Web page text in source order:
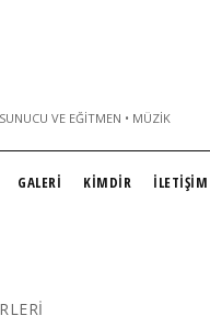
VE EĞITMEN • MÜZIK
GALERİ KİMDİR İLETİŞİM